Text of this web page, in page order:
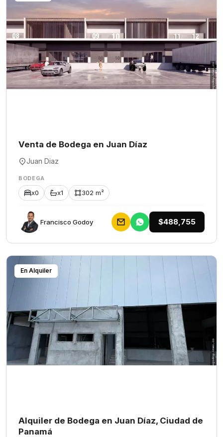
Venta de Bodega en Juan Díaz
Juan Diaz
BODEGA
x0 x1 302 m²
Francisco Godoy $488,755
En Alquiler
Alquiler de Bodega en Juan Díaz, Ciudad de
Panamá